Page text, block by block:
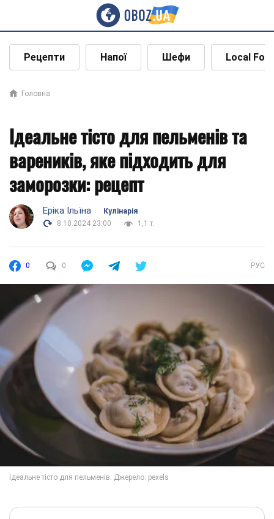
Рецепти Напої Шефи Local
Головна
Ідеальне тісто для пельменів та
вареників, яке підходить для
заморозки: рецепт
Еріка Ільїна
Кулінарія
8.10.2024 23:00
1,1 т.
0 0 РУС